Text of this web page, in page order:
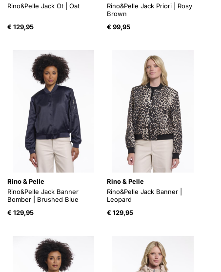
Rino&Pelle Jack Ot | Oat
€ 129,95
Rino&Pelle Jack Priori | Rosy
Brown
€ 99,95
Rino & Pelle
Rino&Pelle Jack Banner
Bomber | Brushed Blue
€ 129,95
Rino & Pelle
Rino&Pelle Jack Banner |
Leopard
€ 129,95